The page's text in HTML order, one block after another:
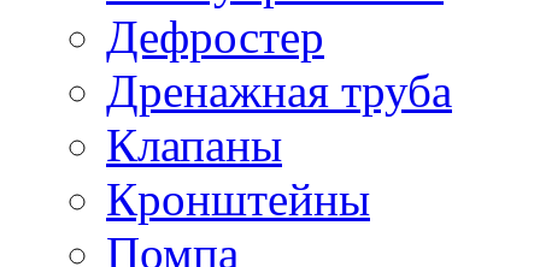
Дефростер
Дренажная труба
Клапаны
Кронштейны
Помпа